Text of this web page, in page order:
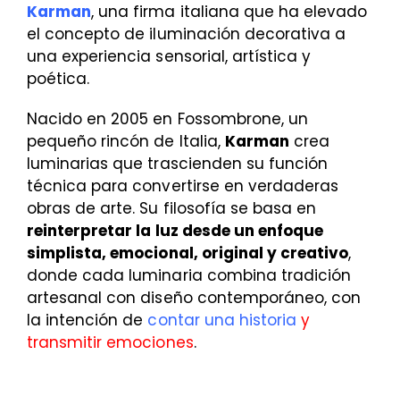
Karman, una firma italiana que ha elevado
el concepto de iluminación decorativa a
una experiencia sensorial, artística y
poética.
Nacido en 2005 en Fossombrone, un
pequeño rincón de Italia, Karman crea
luminarias que trascienden su función
técnica para convertirse en verdaderas
obras de arte. Su filosofía se basa en
reinterpretar la luz desde un enfoque
simplista, emocional, original y creativo,
donde cada luminaria combina tradición
artesanal con diseño contemporáneo, con
la intención de contar una historiay
transmitir emociones.